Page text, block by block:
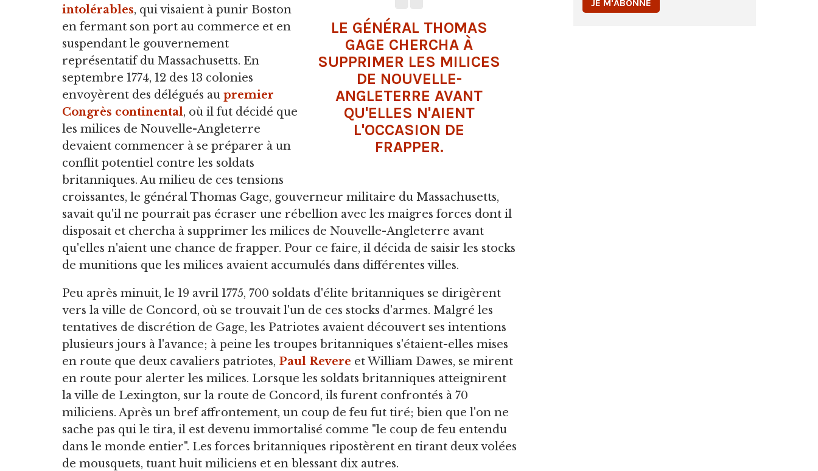
LE GÉNÉRAL THOMAS
GAGE CHERCHA À
SUPPRIMER LES MILICES
DE NOUVELLE-
ANGLETERRE AVANT
QU'ELLES N'AIENT
L'OCCASION DE
FRAPPER.
intolérables, qui visaient à punir Boston
en fermant son port au commerce et en
suspendant le gouvernement
représentatif du Massachusetts. En
septembre 1774, 12 des 13 colonies
envoyèrent des délégués au premier
Congrès continental, où il fut décidé que
les milices de Nouvelle-Angleterre
devaient commencer à se préparer à un
conflit potentiel contre les soldats
britanniques. Au milieu de ces tensions
croissantes, le général Thomas Gage, gouverneur militaire du Massachusetts,
savait qu'il ne pourrait pas écraser une rébellion avec les maigres forces dont il
disposait et chercha à supprimer les milices de Nouvelle-Angleterre avant
qu'elles n'aient une chance de frapper. Pour ce faire, il décida de saisir les stocks
de munitions que les milices avaient accumulés dans différentes villes.
Peu après minuit, le 19 avril 1775, 700 soldats d'élite britanniques se dirigèrent
vers la ville de Concord, où se trouvait l'un de ces stocks d'armes. Malgré les
tentatives de discrétion de Gage, les Patriotes avaient découvert ses intentions
plusieurs jours à l'avance; à peine les troupes britanniques s'étaient-elles mises
en route que deux cavaliers patriotes, Paul Revere et William Dawes, se mirent
en route pour alerter les milices. Lorsque les soldats britanniques atteignirent
la ville de Lexington, sur la route de Concord, ils furent confrontés à 70
miliciens. Après un bref affrontement, un coup de feu fut tiré; bien que l'on ne
sache pas qui le tira, il est devenu immortalisé comme "le coup de feu entendu
dans le monde entier". Les forces britanniques ripostèrent en tirant deux volées
de mousquets, tuant huit miliciens et en blessant dix autres.